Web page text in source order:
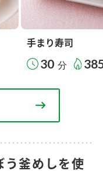
手まり寿司
30 分
う釜めしを使